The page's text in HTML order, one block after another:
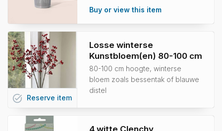
Buy or view this item
Losse winterse
Kunstbloem(en) 80-100 cm
80-100 cm hoogte, winterse
bloem zoals bessentak of blauwe
distel
task_alt Reserve item
4 witte Clenchy